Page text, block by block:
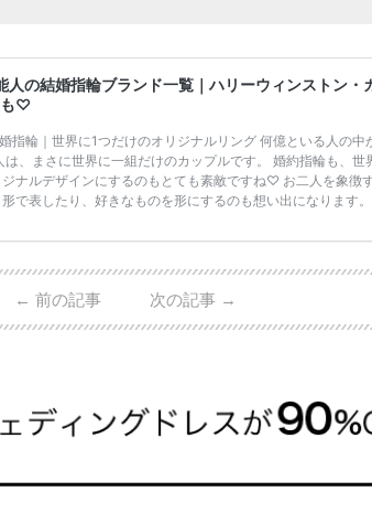
人の結婚指輪ブランド一覧｜ハリーウィンストン・
も♡
指輪｜世界に1つだけのオリジナルリング 何億といる人の中
は、まさに世界に一組だけのカップルです。 婚約指輪も、世
ナルデザインにするのもとても素敵ですね♡ お二人を象徴
で表したり、好きなものを形にするのも想い出になります。
に結婚した女優の上戸彩さんとEXILEのHIROさん。 上戸さ
モンドがたくさん散りばめられているそうです。 神田うの
西村拓郎さ […]続きを読む
← 前の記事 次の記事 →